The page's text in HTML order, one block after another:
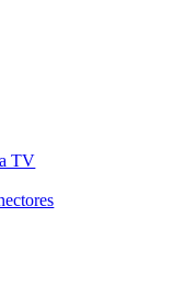
TV